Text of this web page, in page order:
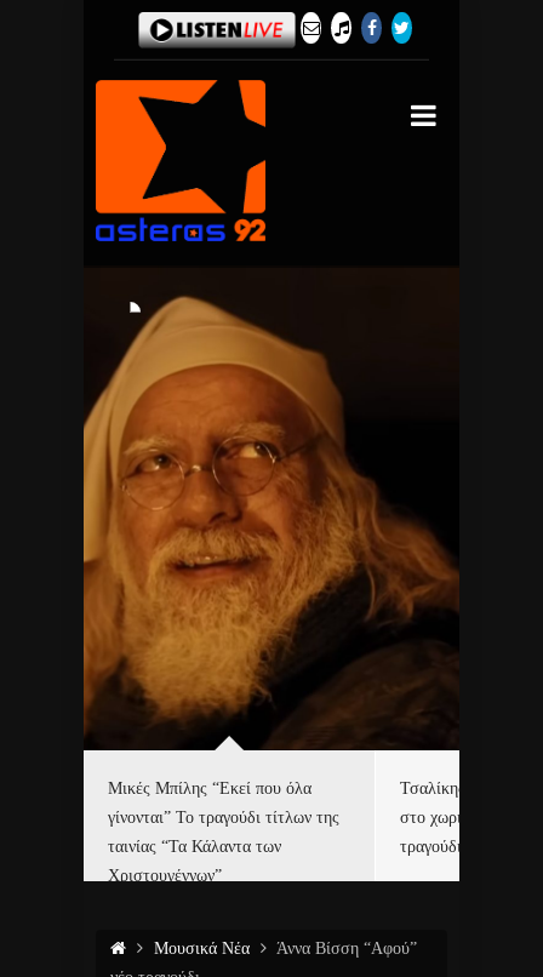
Μικές Μπίλης “Εκεί που όλα
γίνονται” Το τραγούδι τίτλων της
ταινίας “Τα Κάλαντα των
Χριστουγέννων”
Τσαλίκης,
στο χωριό του Άι
τραγούδι και video
Μουσικά Νέα
Άννα Βίσση “Αφού”